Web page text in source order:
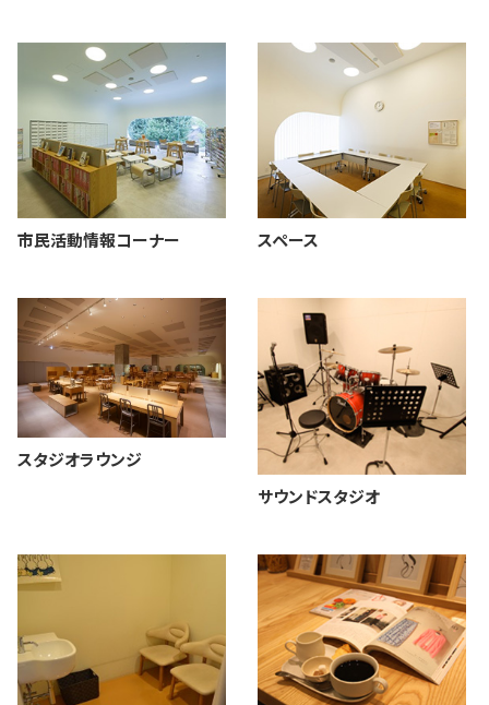
市民活動情報コーナー スペース
スタジオラウンジ
サウンドスタジオ